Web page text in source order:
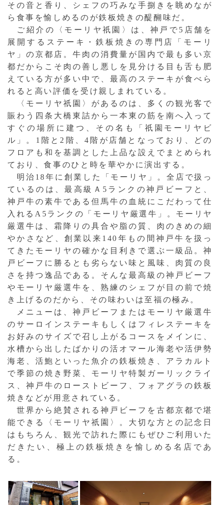
その音と香り、シェフの巧みな手捌きを眺めなが
ら食事を愉しめるのが鉄板焼きの醍醐味だ。
ご紹介の〈モーリヤ祇園〉は、神戸で5店舗を
展開するステーキ・鉄板焼きの専門店「モーリ
ヤ」の京都店。牛肉の消費量が国内で最も多い京
都だからこそ肉の善し悪しを見分ける目も舌も肥
えている方が多い中で、最高のステーキが食べら
れると高い評価を受け親しまれている。
〈モーリヤ祇園〉があるのは、多くの観光客で
賑わう四条大橋東詰から一本東の筋を南へ入って
すぐの場所に建つ、その名も「祇園モーリヤビ
ル」。1階と2階、4階が店舗となっており、どの
フロアも和を基調とした上品な設えでまとめられ
ており、食事のひと時を華やかに演出する。
明治18年に創業した「モーリヤ」。全店で扱っ
ているのは、最高級Ａ5ランクの神戸ビーフと、
神戸牛の素牛である但馬牛の血統にこだわって仕
入れるA5ランクの「モーリヤ厳選牛」。モーリヤ
厳選牛は、霜降りの具合や脂の質、肉のきめの細
やかさなど、創業以来140年もの間神戸牛を扱っ
てきたモーリヤの確かな目利きで選ぶ一級品。神
戸ビーフに勝るとも劣らない味と風味、肉質の良
さを持つ逸品である。そんな最高級の神戸ビーフ
やモーリヤ厳選牛を、熟練のシェフが目の前で焼
き上げるのだから、その味わいは至福の極み。
メニューは、神戸ビーフまたはモーリヤ厳選牛
のサーロインステーキもしくはフィレステーキを
お好みのサイズで召し上がるコースをメインに、
水槽から出したばかりの活オマール海老や活伊勢
海老、活鮑といった魚介の鉄板焼き、アラカルト
で季節の焼き野菜、モーリヤ特製ガーリックライ
ス、神戸牛のローストビーフ、フォアグラの鉄板
焼きなどが用意されている。
世界から絶賛される神戸ビーフを古都京都で堪
能できる〈モーリヤ祇園〉。大切な方との記念日
はもちろん、観光で訪れた際にもぜひご利用いた
だきたい、極上の鉄板焼きを愉しめる名店であ
る。